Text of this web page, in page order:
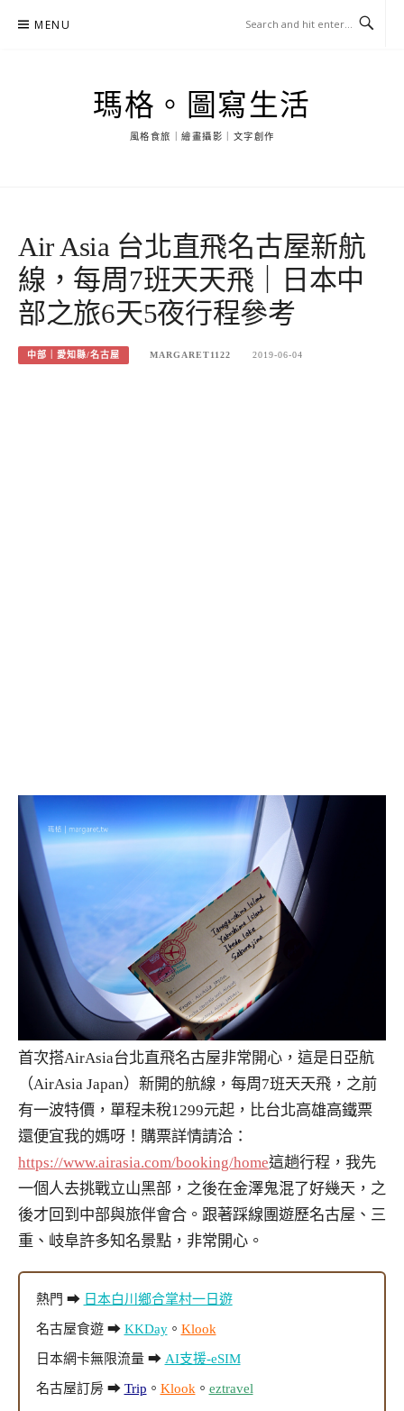
MENU
瑪格。圖寫生活
風格食旅｜繪畫攝影｜文字創作
Air Asia 台北直飛名古屋新航
線，每周7班天天飛｜日本中
部之旅6天5夜行程參考
中部｜愛知縣/名古屋 MARGARET1122 2019-06-04
首次搭AirAsia台北直飛名古屋非常開心，這是日亞航
（AirAsia Japan）新開的航線，每周7班天天飛，之前
有一波特價，單程未稅1299元起，比台北高雄高鐵票
還便宜我的媽呀！購票詳情請洽：
https://www.airasia.com/booking/home這趟行程，我先
一個人去挑戰立山黑部，之後在金澤鬼混了好幾天，之
後才回到中部與旅伴會合。跟著踩線團遊歷名古屋、三
重、岐阜許多知名景點，非常開心。
熱門 ➡ 日本白川鄉合掌村一日遊
名古屋食遊 ➡ KKDay。 Klook
日本網卡無限流量 ➡ AI支援-eSIM
名古屋訂房 ➡ Trip 。 Klook。 eztravel